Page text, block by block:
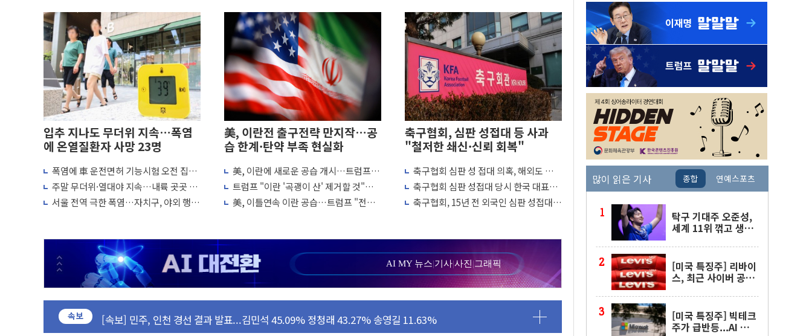
입추 지나도 무더위 지속…폭염
에 온열질환자 사망 23명
폭염에 車 운전면허 기능시험 오전 집중
편성…체감온도 38도 넘으면 중단
주말 무더위·열대야 지속…내륙 곳곳 소
나기
서울 전역 극한 폭염…자치구, 야외 행사
美, 이란전 출구전략 만지작…공
습 한계·탄약 부족 현실화
美, 이란에 새로운 공습 개시…트럼프
"이제 우리 차례"
트럼프 "이란 '곡괭이 산' 제거할 것"…
미군, 사흘째 이란 야간 공습
美, 이틀연속 이란 공습…트럼프 "전쟁
축구협회, 심판 성접대 등 사과
"철저한 쇄신·신뢰 회복"
축구협회 심판 성 접대 의혹, 해외도 관심
↑…감독 선임 과정 수사까지 외신 주목
축구협회 심판 성접대 당시 한국 대표팀
7경기 무패 행진
축구협회, 15년 전 외국인 심판 성접대
AI MY 뉴스|기사|사진 |그래픽
속보
포항시 재난예산 40억 긴급 투입…고수온 양식장 복구·지원 '총력'
울진·영덕 '호우특보'-포항 '산사태 주의보'...경북도, 호우 피해·통제구간 없어
인천 합동연설회 나선 송영길·정청래·김민석 당대표 후보
김민석, 2주차 제주·인천 경선서 정청래에 승리...47.75% vs 42.08%
인사하는 김민석 당대표 후보
[속보] 민주, 제주·인천 경선 결과 발표...김민석 47.75% 정청래 42.08%
[속보] 민주, 제주 경선 결과 발표...김민석 52.64% 정청래 39.89% 송영길 7.47%
많이 읽은 기사 종합 연예스포츠
탁구 기대주 오준성,
세계 11위 꺾고 생애
강행
[미국 특징주] 리바이
스, 최근 사이버 공격
실 공개
[미국 특징주] 빅테크
주가 급반등...AI 불안